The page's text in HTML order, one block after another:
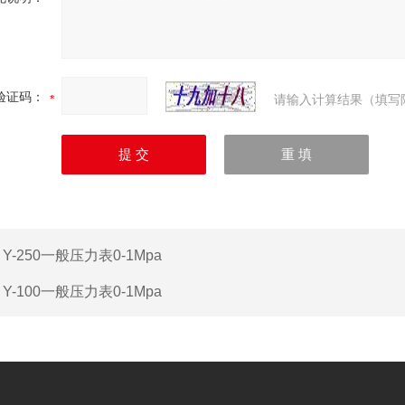
证码： 请输入计算结果（填
Y-250一般压力表0-1Mpa
Y-100一般压力表0-1Mpa